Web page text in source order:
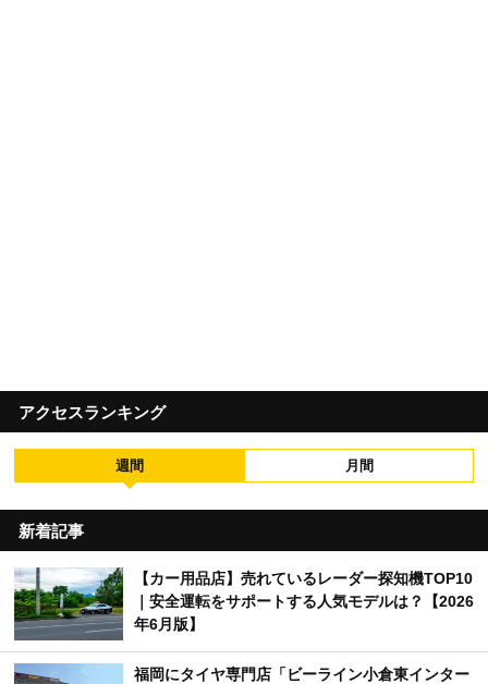
アクセスランキング
週間 月間
新着記事
【カー用品店】売れているレーダー探知機TOP10
｜安全運転をサポートする人気モデルは？【2026
年6月版】
福岡にタイヤ専門店「ビーライン小倉東インター